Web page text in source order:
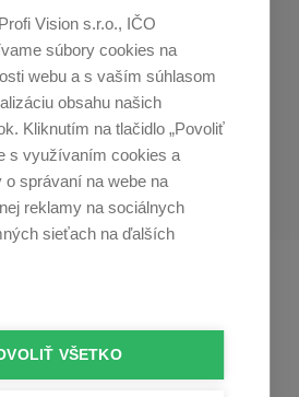
Vision s.r.o., IČO
súbory cookies na
webu a s vaším súhlasom
obsahu našich
Kliknutím na tlačidlo „Povoliť
s využívaním cookies a
o správaní na webe na
reklamy na sociálnych
sieťach na ďalších
VŠETKO